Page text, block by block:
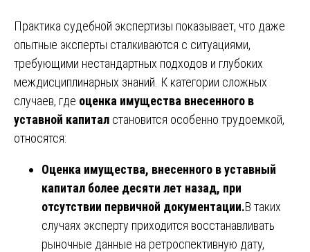
Практика судебной экспертизы показывает, что даже
опытные эксперты сталкиваются с ситуациями,
требующими нестандартных подходов и глубоких
междисциплинарных знаний. К категории сложных
случаев, где оценка имущества внесенного в
уставной капитал становится особенно трудоемкой,
относятся:
Оценка имущества, внесенного в уставный
капитал более десяти лет назад, при
отсутствии первичной документации.В таких
случаях эксперту приходится восстанавливать
рыночные данные на ретроспективную дату,